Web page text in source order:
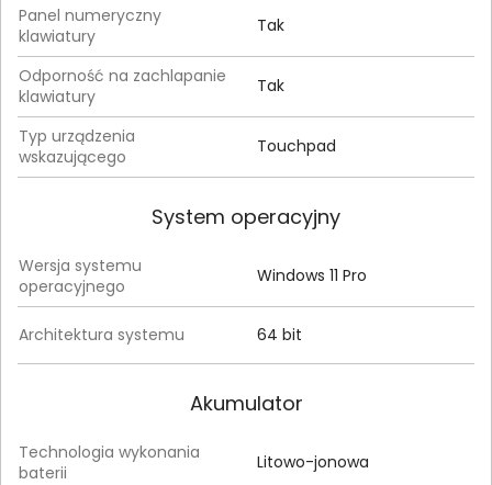
Panel numeryczny
klawiatury
Tak
Odporność na zachlapanie
klawiatury
Tak
Typ urządzenia
wskazującego
Touchpad
System operacyjny
Wersja systemu
operacyjnego
Windows 11 Pro
Architektura systemu 64 bit
Akumulator
Technologia wykonania
baterii
Litowo-jonowa